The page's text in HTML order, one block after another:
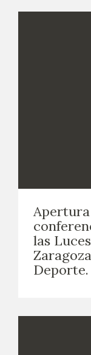
las
Deporte.